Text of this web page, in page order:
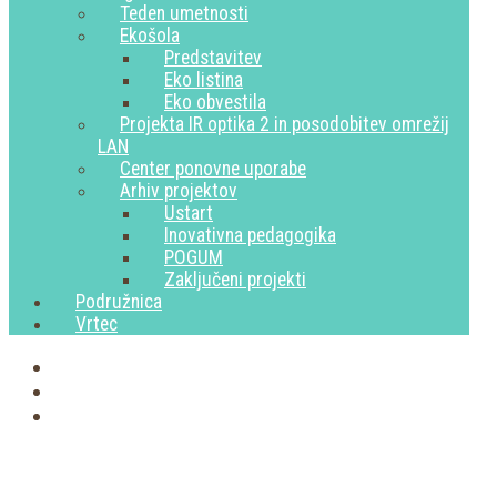
Teden umetnosti
Ekošola
Predstavitev
Eko listina
Eko obvestila
Projekta IR optika 2 in posodobitev omrežij
LAN
Center ponovne uporabe
Arhiv projektov
Ustart
Inovativna pedagogika
POGUM
Zaključeni projekti
Podružnica
Vrtec